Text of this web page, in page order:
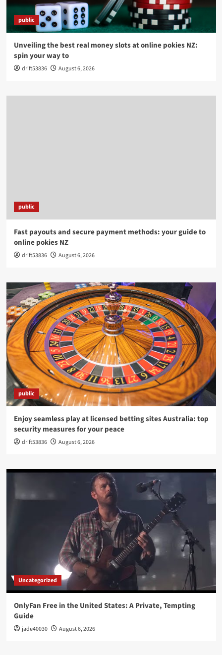
public
Unveiling the best real money slots at online pokies NZ:
spin your way to
drift53836 August 6, 2026
public
Fast payouts and secure payment methods: your guide to
online pokies NZ
drift53836 August 6, 2026
public
Enjoy seamless play at licensed betting sites Australia: top
security measures for your peace
drift53836 August 6, 2026
Uncategorized
OnlyFan Free in the United States: A Private, Tempting
Guide
jade40030 August 6, 2026